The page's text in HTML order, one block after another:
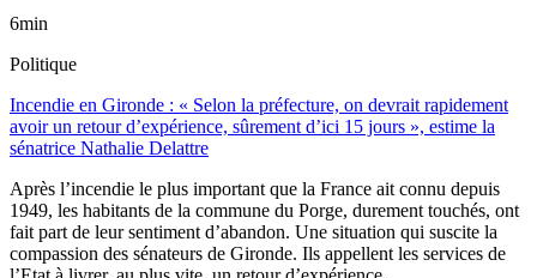
6min
Politique
Incendie en Gironde : « Selon la préfecture, on devrait rapidement
avoir un retour d’expérience, sûrement d’ici 15 jours », estime la
sénatrice Nathalie Delattre
Après l’incendie le plus important que la France ait connu depuis
1949, les habitants de la commune du Porge, durement touchés, ont
fait part de leur sentiment d’abandon. Une situation qui suscite la
compassion des sénateurs de Gironde. Ils appellent les services de